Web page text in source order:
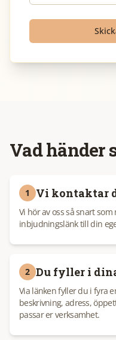
Vad händer
1 Vi kontaktar
Vi hör av oss så snart
inbjudningslänk till din
2 Du fyller i
Via länken fyller du i fyra
beskrivning, adress,
passar er verksamhet.